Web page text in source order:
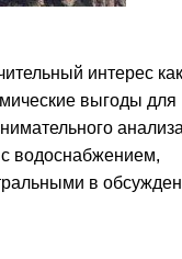
интерес
выгоды для
водоснабжением,
в